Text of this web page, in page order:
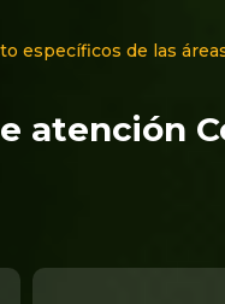
específicos de las
atención